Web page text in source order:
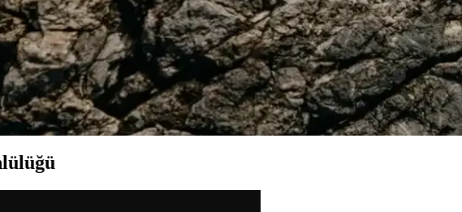
Siyah Kauçuk ve Haki Deri Modelleri
modellerinin özellikleri, kullanıcı yorumları ve performanslarını karşılaştırıyoruz,
Şıklık Sırları
artırın. Kombin önerileri ve stil ipuçları için hemen keşfedin!